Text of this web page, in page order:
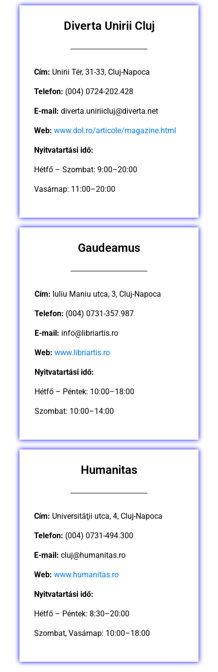
Diverta Unirii Cluj
Cím: Unirii Tér, 31-33, Cluj-Napoca
Telefon: (004) 0724-202.428
E-mail: diverta.uniriicluj@diverta.net
Web: www.dol.ro/articole/magazine.html
Nyitvatartási idő:
Hétfő – Szombat: 9:00–20:00
Vasárnap: 11:00–20:00
Gaudeamus
Cím: Iuliu Maniu utca, 3, Cluj-Napoca
Telefon: (004) 0731-357.987
E-mail: info@libriartis.ro
Web: www.libriartis.ro
Nyitvatartási idő:
Hétfő – Péntek: 10:00–18:00
Szombat: 10:00–14:00
Humanitas
Cím: Universităţii utca, 4, Cluj-Napoca
Telefon: (004) 0731-494.300
E-mail: cluj@humanitas.ro
Web: www.humanitas.ro
Nyitvatartási idő:
Hétfő – Péntek: 8:30–20:00
Szombat, Vasárnap: 10:00–18:00